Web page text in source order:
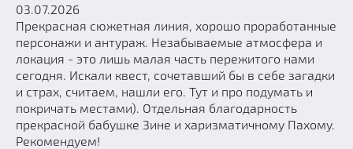
03.07.2026
Прекрасная сюжетная линия, хорошо проработанные
персонажи и антураж. Незабываемые атмосфера и
локация - это лишь малая часть пережитого нами
сегодня. Искали квест, сочетавший бы в себе загадки
и страх, считаем, нашли его. Тут и про подумать и
покричать местами). Отдельная благодарность
прекрасной бабушке Зине и харизматичному Пахому.
Рекомендуем!